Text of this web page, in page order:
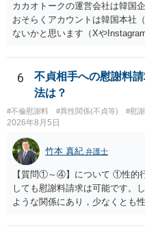
カカオトークの運営会社は韓国
おそらくアカウントは韓国本社
ないかと思います（Xや
対する照会は基本的にできない
は例外的に認める扱いもありま
的ではないでしょう）。もし韓
ら、日本法人へ送っても「ウチ
ります。 個人で直接他人のID情
6
不貞相手への慰謝料
法は？
#不倫慰謝料 #異性関係(不貞等) #慰
2026年8月5日
竹本 真紀 弁護士
【質問①～④】について ①性的
しても慰謝料請求は可能です。
ような関係にあり，少なくとも
ことを窺わせるものです。）。